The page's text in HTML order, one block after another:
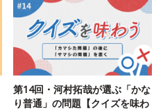
第14回・河村拓哉が選ぶ「かな
り普通」の問題【クイズを味わ